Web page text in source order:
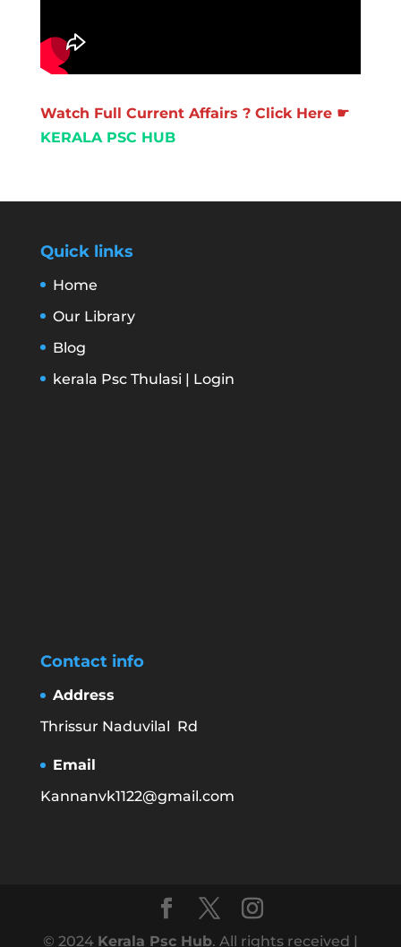
Watch Full Current Affairs ? Click Here ☛
KERALA PSC HUB
Quick links
Home
Our Library
Blog
kerala Psc Thulasi | Login
Contact info
Address
Thrissur Naduvilal Rd
Email
Kannanvk1122@gmail.com
© 2024 Kerala Psc Hub. All rights received |